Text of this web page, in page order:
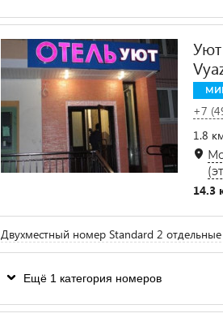
+7
1.8
14.3
Двухместный номер Standard 2 отдельные
Ещё 1 категория номеров